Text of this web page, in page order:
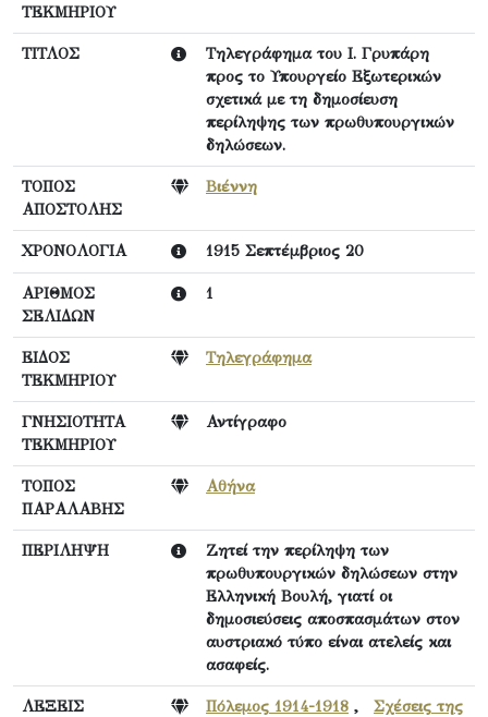
ΤΕΚΜΗΡΙΟΥ
ΤΙΤΛΟΣ
Τηλεγράφημα του Ι. Γρυπάρη
προς το Υπουργείο Εξωτερικών
σχετικά με τη δημοσίευση
περίληψης των πρωθυπουργικών
δηλώσεων.
ΤΟΠΟΣ
ΑΠΟΣΤΟΛΗΣ
Βιέννη
ΧΡΟΝΟΛΟΓΙΑ 1915 Σεπτέμβριος 20
ΑΡΙΘΜΟΣ
ΣΕΛΙΔΩΝ
1
ΕΙΔΟΣ
ΤΕΚΜΗΡΙΟΥ
Τηλεγράφημα
ΓΝΗΣΙΟΤΗΤΑ
ΤΕΚΜΗΡΙΟΥ
Αντίγραφο
ΤΟΠΟΣ
ΠΑΡΑΛΑΒΗΣ
Αθήνα
ΠΕΡΙΛΗΨΗ
Ζητεί την περίληψη των
πρωθυπουργικών δηλώσεων στην
Ελληνική Βουλή, γιατί οι
δημοσιεύσεις αποσπασμάτων στον
αυστριακό τύπο είναι ατελείς και
ασαφείς.
ΛΕΞΕΙΣ
Πόλεμος 1914-1918 , Σχέσεις της